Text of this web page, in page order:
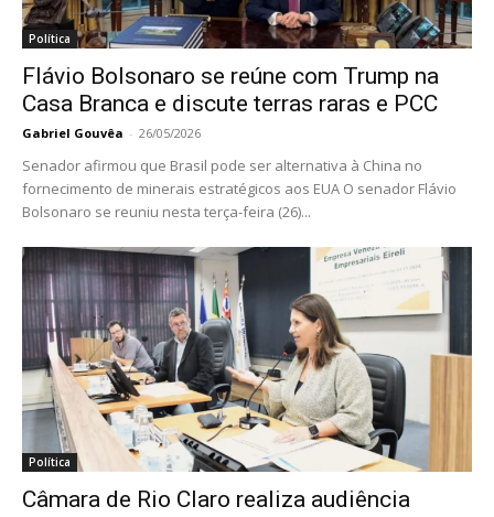
Política
Flávio Bolsonaro se reúne com Trump na
Casa Branca e discute terras raras e PCC
Gabriel Gouvêa - 26/05/2026
Senador afirmou que Brasil pode ser alternativa à China no
fornecimento de minerais estratégicos aos EUA O senador Flávio
Bolsonaro se reuniu nesta terça-feira (26)...
Política
Câmara de Rio Claro realiza audiência